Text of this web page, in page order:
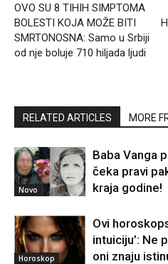
OVO SU 8 TIHIH SIMPTOMA
BOLESTI KOJA MOŽE BITI
SMRTONOSNA: Samo u Srbiji
od nje boluje 710 hiljada ljudi
RELATED ARTICLES MORE
Novo
Baba Vanga
čeka pravi
kraja godine!
Horoskop
Ovi
intuiciju’: Ne
oni znaju